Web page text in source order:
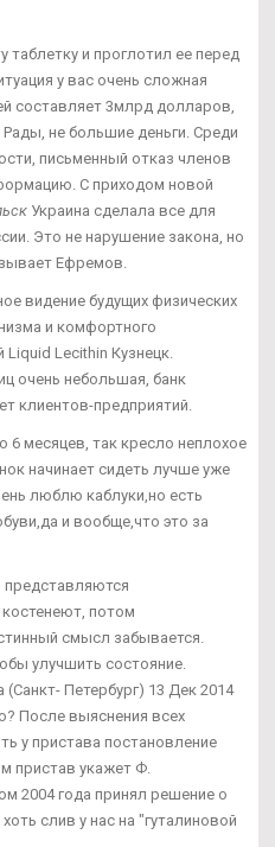
таблетку и проглотил ее перед
у вас очень сложная
составляет 3млрд долларов,
не большие деньги. Среди
письменный отказ членов
С приходом новой
Украина сделала все для
Это не нарушение закона, но
Ефремов.
видение будущих физических
и комфортного
Lecithin Кузнецк.
очень небольшая, банк
клиентов-предприятий.
месяцев, так кресло неплохое
начинает сидеть лучше уже
люблю каблуки,но есть
и вообще,что это за
потом
смысл забывается.
улучшить состояние.
Петербург) 13 Дек 2014
После выяснения всех
у пристава постановление
пристав укажет Ф.
2004 года принял решение о
слив у нас на "гуталиновой